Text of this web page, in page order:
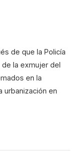
de que la Policía
la exmujer del
en la
urbanización en